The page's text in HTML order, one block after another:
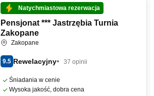
Natychmiastowa rezerwacja
Pensjonat *** Jastrzębia Turnia
Zakopane
Zakopane
9.5 Rewelacyjny 37 opinii
Śniadania w cenie
Wysoka jakość, dobra cena